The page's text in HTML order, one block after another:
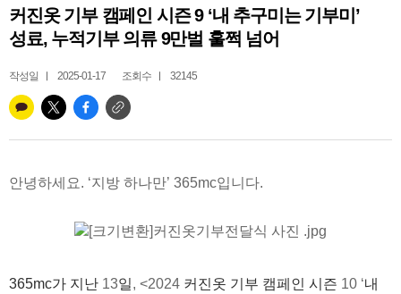
File:
/home/suction/public_html/application/controllers/
Line: 255
Function: view_print
Line: 327
커진옷 기부 캠페인 시즌 9 ‘내 추구미는 기부미’
성료, 누적기부 의류 9만벌 훌쩍 넘어
작성일 2025-01-17 조회수 32145
안녕하세요. ‘지방 하나만’ 365mc입니다.
365mc가 지난 13일, <2024 커진옷 기부 캠페인 시즌 10 ‘내